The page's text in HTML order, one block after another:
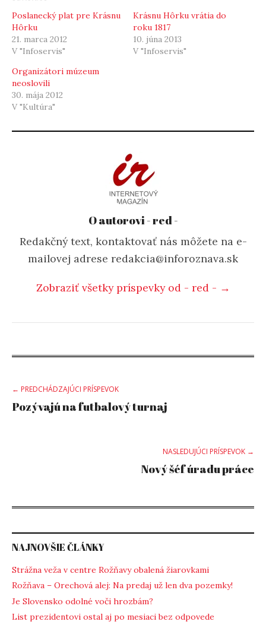
Poslanecký plat pre Krásnu
Hôrku
21. marca 2012
V "Infoservis"
Krásnu Hôrku vrátia do
roku 1817
10. júna 2013
V "Infoservis"
Organizátori múzeum
neoslovili
30. mája 2012
V "Kultúra"
O autorovi - red -
Redakčný text, kontaktovať nás môžete na e-
mailovej adrese redakcia@inforoznava.sk
Zobraziť všetky príspevky od - red - →
Post
← PREDCHÁDZAJÚCI PRÍSPEVOK
Pozývajú na futbalový turnaj
NASLEDUJÚCI PRÍSPEVOK →
Nový šéf úradu práce
NAJNOVŠIE ČLÁNKY
Strážna veža v centre Rožňavy obalená žiarovkami
Rožňava – Orechová alej: Na predaj už len dva pozemky!
Je Slovensko odolné voči hrozbám?
List prezidentovi ostal aj po mesiaci bez odpovede